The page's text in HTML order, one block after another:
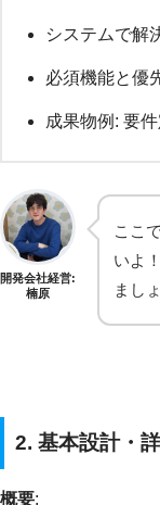
システムで解
必須機能と優
成果物例: 要
開発会社経営:
楠原
ここ
いよ
まし
2. 基本設計・
概要: